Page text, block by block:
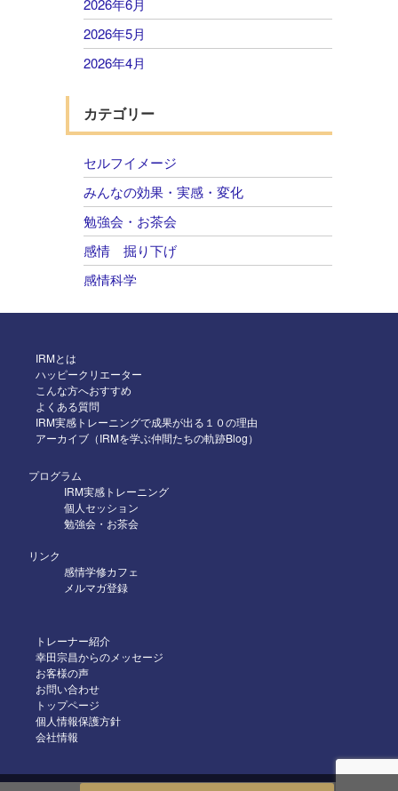
2026年6月
2026年5月
2026年4月
2026年2月
2025年12月
2025年11月
2025年10月
2025年9月
2025年5月
2025年4月
2025年3月
2025年1月
2024年12月
2024年10月
2024年8月
2024年7月
2024年6月
カテゴリー
セルフイメージ
みんなの効果・実感・変化
勉強会・お茶会
感情 掘り下げ
感情科学
自己肯定感 感情のコントロール
IRMとは
ハッピークリエーター
こんな方へおすすめ
よくある質問
IRM実感トレーニングで成果が出る１０の理由
アーカイブ（IRMを学ぶ仲間たちの軌跡Blog）
プログラム
IRM実感トレーニング
個人セッション
勉強会・お茶会
リンク
感情学修カフェ
メルマガ登録
トレーナー紹介
幸田宗昌からのメッセージ
お客様の声
お問い合わせ
トップページ
個人情報保護方針
会社情報